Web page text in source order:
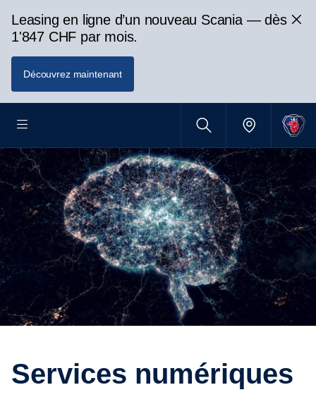
Leasing en ligne d’un nouveau Scania — dès
1'847 CHF par mois.
Découvrez maintenant
Services numériques